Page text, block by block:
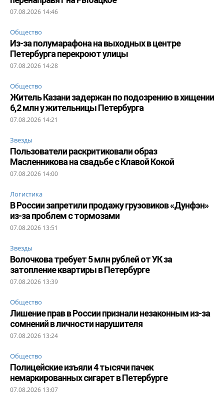
07.08.2026 14:46
Общество
Из-за полумарафона на выходных в центре
Петербурга перекроют улицы
07.08.2026 14:28
Общество
Житель Казани задержан по подозрению в хищении
6,2 млн у жительницы Петербурга
07.08.2026 14:21
Звезды
Пользователи раскритиковали образ
Масленникова на свадьбе с Клавой Кокой
07.08.2026 14:00
Логистика
В России запретили продажу грузовиков «Дунфэн»
из-за проблем с тормозами
07.08.2026 13:51
Звезды
Волочкова требует 5 млн рублей от УК за
затопление квартиры в Петербурге
07.08.2026 13:39
Общество
Лишение прав в России признали незаконным из-за
сомнений в личности нарушителя
07.08.2026 13:24
Общество
Полицейские изъяли 4 тысячи пачек
немаркированных сигарет в Петербурге
07.08.2026 13:07